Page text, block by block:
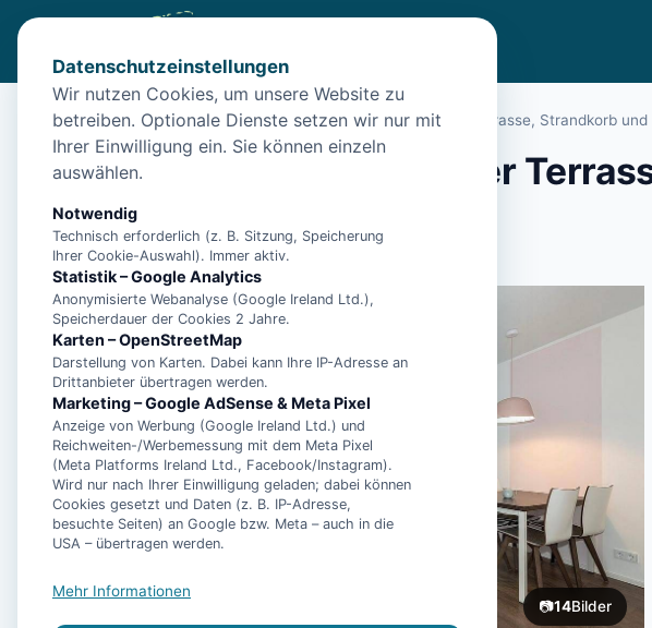
Start Unterkünfte Langeoog/Apartment mit sonniger Terrasse, Strandkorb
Apartment mit sonniger
m zum Strand
26465 Langeoog
📷14Bilder
Datenschutzeinstellungen
Wir nutzen Cookies, um unsere Website zu
betreiben. Optionale Dienste setzen wir nur mit
Ihrer Einwilligung ein. Sie können einzeln
auswählen.
Notwendig
Technisch erforderlich (z. B. Sitzung, Speicherung
Ihrer Cookie-Auswahl). Immer aktiv.
Statistik – Google Analytics
Anonymisierte Webanalyse (Google Ireland Ltd.),
Speicherdauer der Cookies 2 Jahre.
Karten – OpenStreetMap
Darstellung von Karten. Dabei kann Ihre IP-Adresse an
Drittanbieter übertragen werden.
Marketing – Google AdSense & Meta Pixel
Anzeige von Werbung (Google Ireland Ltd.) und
Reichweiten-/Werbemessung mit dem Meta Pixel
(Meta Platforms Ireland Ltd., Facebook/Instagram).
Wird nur nach Ihrer Einwilligung geladen; dabei können
Cookies gesetzt und Daten (z. B. IP-Adresse,
besuchte Seiten) an Google bzw. Meta – auch in die
USA – übertragen werden.
Mehr Informationen